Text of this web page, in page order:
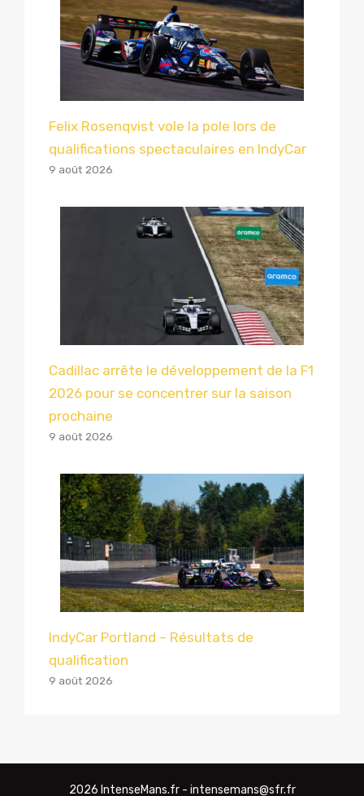
Felix Rosenqvist vole la pole lors de
qualifications spectaculaires en IndyCar
9 août 2026
Cadillac arrête le développement de la F1
2026 pour se concentrer sur la saison
prochaine
9 août 2026
IndyCar Portland – Résultats de
qualification
9 août 2026
2026 IntenseMans.fr - intensemans@sfr.fr